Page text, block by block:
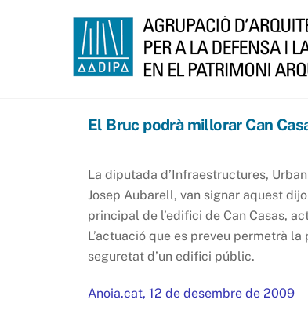
El Bruc podrà millorar Can
La diputada d’Infraestructures,
Josep Aubarell, van signar aquest
principal de l’edifici de Can Casas,
L’actuació que es preveu permetrà
seguretat d’un edifici públic.
Anoia.cat, 12 de desembre de 2009